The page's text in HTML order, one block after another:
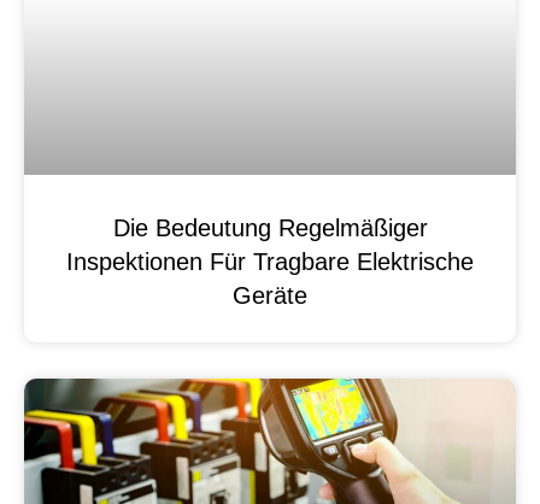
Die Bedeutung Regelmäßiger
Inspektionen Für Tragbare Elektrische
Geräte